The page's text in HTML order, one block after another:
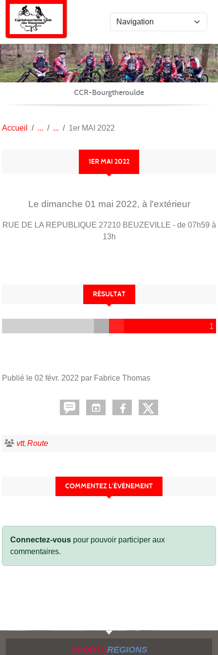
CCR-Bourgtheroulde
Accueil 1er MAI 2022
1ER MAI 2022
Le dimanche 01 mai 2022, à l'extérieur
RUE DE LA REPUBLIQUE 27210 BEUZEVILLE - de 07h59 à
13h
RÉSULTAT
1
Publié le 02 févr. 2022 par Fabrice Thomas
vtt Route
COMMENTEZ L’ÉVÈNEMENT
Connectez-vous pour pouvoir participer aux
commentaires.
SPORTSREGIONS
Panneau de gestion des cookies